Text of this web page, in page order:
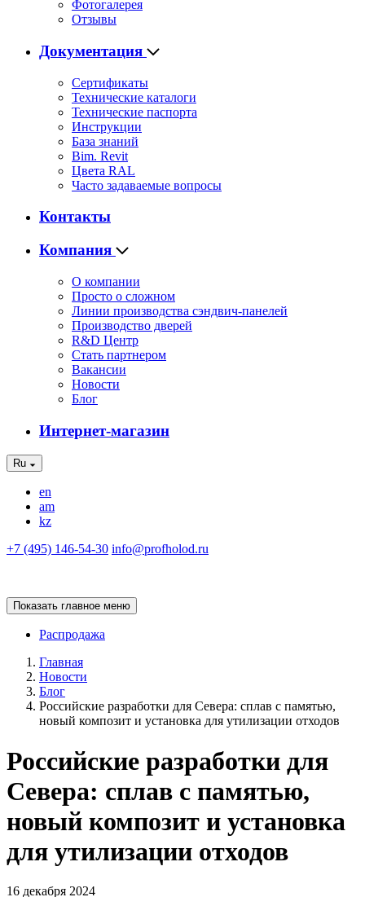
Фотогалерея
Отзывы
Документация
Сертификаты
Технические каталоги
Технические паспорта
Инструкции
База знаний
Bim. Revit
Цвета RAL
Часто задаваемые вопросы
Контакты
Компания
О компании
Просто о сложном
Линии производства сэндвич-панелей
Производство дверей
R&D Центр
Стать партнером
Вакансии
Новости
Блог
Интернет-магазин
Ru
en
am
kz
+7 (495) 146-54-30 info@profholod.ru
Показать главное меню
Распродажа
Главная
Новости
Блог
Российские разработки для Севера: сплав с памятью,
новый композит и установка для утилизации отходов
Российские разработки для
Севера: сплав с памятью,
новый композит и установка
для утилизации отходов
16 декабря 2024